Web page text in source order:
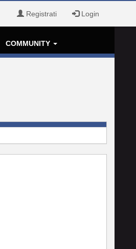
Registrati Login
COMMUNITY